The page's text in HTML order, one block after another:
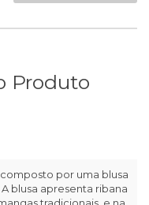
Produto
por uma blusa
blusa apresenta ribana
tradicionais, e na